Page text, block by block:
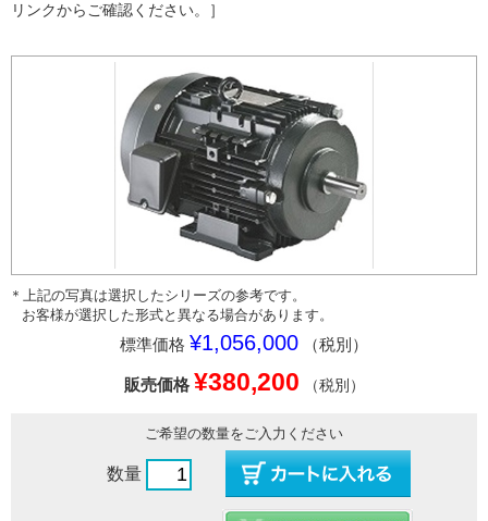
リンクからご確認ください。］
＊上記の写真は選択したシリーズの参考です。
お客様が選択した形式と異なる場合があります。
標準価格 ¥1,056,000 （税別）
販売価格 ¥380,200 （税別）
ご希望の数量をご入力ください
数量